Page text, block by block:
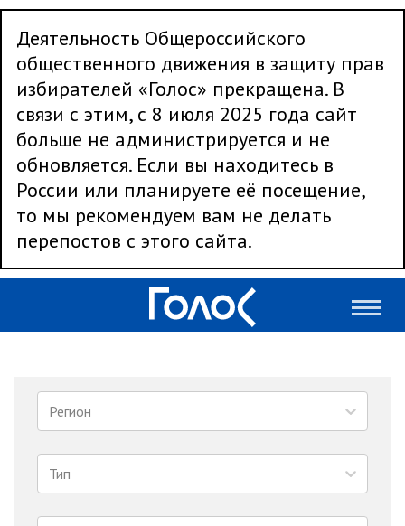
Деятельность Общероссийского
общественного движения в защиту прав
избирателей «Голос» прекращена. В
связи с этим, с 8 июля 2025 года сайт
больше не администрируется и не
обновляется. Если вы находитесь в
России или планируете её посещение,
то мы рекомендуем вам не делать
перепостов с этого сайта.
Регион
Тип